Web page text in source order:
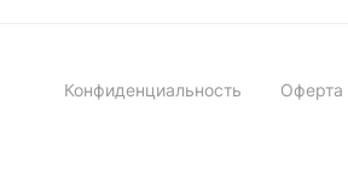
Конфиденциальность Оферта